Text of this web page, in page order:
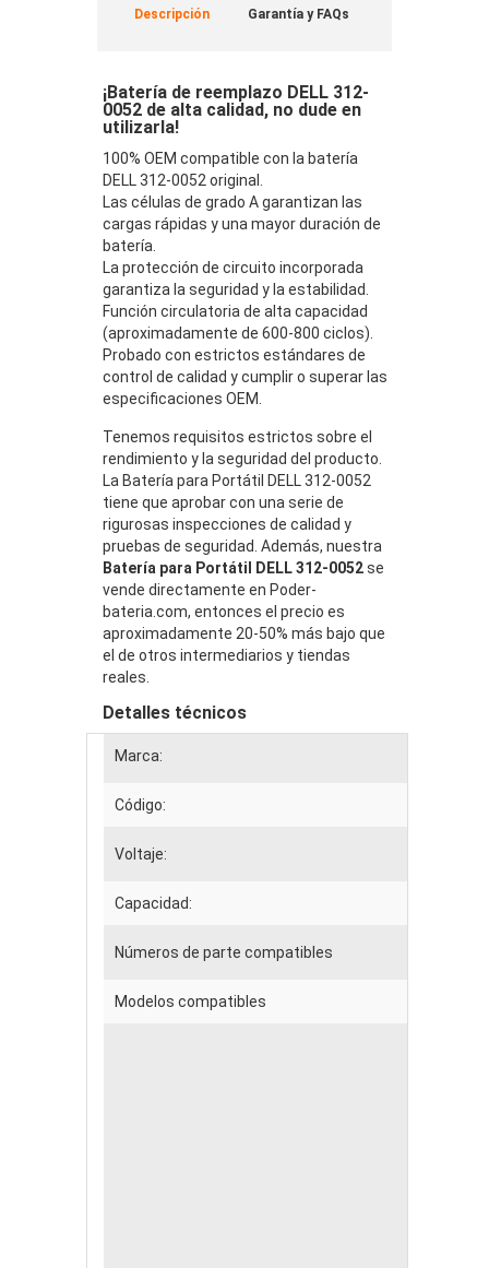
Descripción Garantía y FAQs
¡Batería de reemplazo DELL 312-
0052 de alta calidad, no dude en
utilizarla!
100% OEM compatible con la batería
DELL 312-0052 original.
Las células de grado A garantizan las
cargas rápidas y una mayor duración de
batería.
La protección de circuito incorporada
garantiza la seguridad y la estabilidad.
Función circulatoria de alta capacidad
(aproximadamente de 600-800 ciclos).
Probado con estrictos estándares de
control de calidad y cumplir o superar las
especificaciones OEM.
Tenemos requisitos estrictos sobre el
rendimiento y la seguridad del producto.
La Batería para Portátil DELL 312-0052
tiene que aprobar con una serie de
rigurosas inspecciones de calidad y
pruebas de seguridad. Además, nuestra
Batería para Portátil DELL 312-0052se
vende directamente en Poder-
bateria.com, entonces el precio es
aproximadamente 20-50% más bajo que
el de otros intermediarios y tiendas
reales.
Detalles técnicos
Marca:
Código:
Voltaje:
Capacidad:
Números de parte compatibles
Modelos compatibles